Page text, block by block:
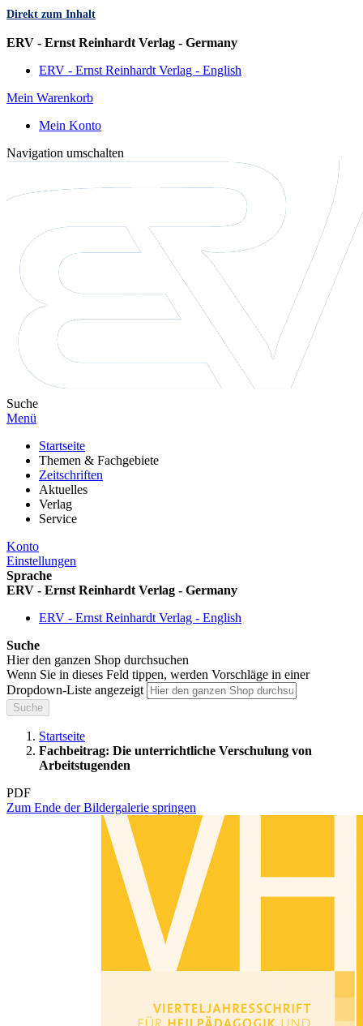
Direkt zum Inhalt
ERV - Ernst Reinhardt Verlag - Germany
ERV - Ernst Reinhardt Verlag - English
Mein Warenkorb
Mein Konto
Navigation umschalten
Suche
Menü
Startseite
Themen & Fachgebiete
Zeitschriften
Aktuelles
Verlag
Service
Konto
Einstellungen
Sprache
ERV - Ernst Reinhardt Verlag - Germany
ERV - Ernst Reinhardt Verlag - English
Suche
Hier den ganzen Shop durchsuchen
Wenn Sie in dieses Feld tippen, werden Vorschläge in einer
Dropdown-Liste angezeigt
Suche
Startseite
Fachbeitrag: Die unterrichtliche Verschulung von
Arbeitstugenden
PDF
Zum Ende der Bildergalerie springen